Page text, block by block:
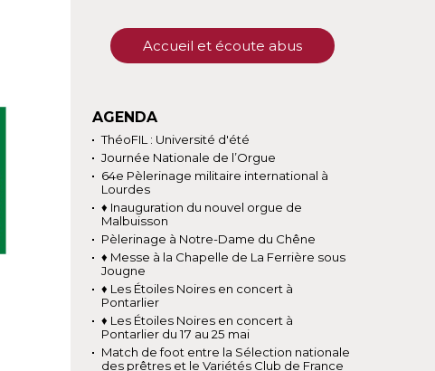
Accueil et écoute abus
AGENDA
ThéoFIL : Université d'été
Journée Nationale de l’Orgue
64e Pèlerinage militaire international à
Lourdes
♦ Inauguration du nouvel orgue de
Malbuisson
Pèlerinage à Notre-Dame du Chêne
♦ Messe à la Chapelle de La Ferrière sous
Jougne
♦ Les Étoiles Noires en concert à
Pontarlier
♦ Les Étoiles Noires en concert à
Pontarlier du 17 au 25 mai
Match de foot entre la Sélection nationale
des prêtres et le Variétés Club de France